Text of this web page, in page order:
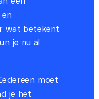
een
en
wat betekent
je nu al
moet
je het